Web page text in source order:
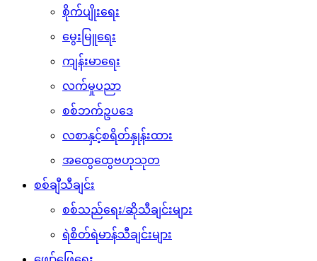
စိုက်ပျိုးရေး
မွေးမြူရေး
ကျန်းမာရေး
လက်မှုပညာ
စစ်ဘက်ဥပဒေ
လစာနှင့်စရိတ်နှုန်းထား
အထွေထွေဗဟုသုတ
စစ်ချီသီချင်း
စစ်သည်ရေး/ဆိုသီချင်းများ
ရဲစိတ်ရဲမာန်သီချင်းများ